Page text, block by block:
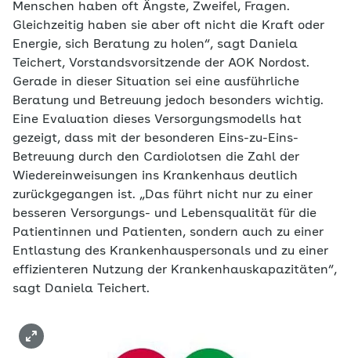
Menschen haben oft Ängste, Zweifel, Fragen.
Gleichzeitig haben sie aber oft nicht die Kraft oder
Energie, sich Beratung zu holen“, sagt Daniela
Teichert, Vorstandsvorsitzende der AOK Nordost.
Gerade in dieser Situation sei eine ausführliche
Beratung und Betreuung jedoch besonders wichtig.
Eine Evaluation dieses Versorgungsmodells hat
gezeigt, dass mit der besonderen Eins-zu-Eins-
Betreuung durch den Cardiolotsen die Zahl der
Wiedereinweisungen ins Krankenhaus deutlich
zurückgegangen ist. „Das führt nicht nur zu einer
besseren Versorgungs- und Lebensqualität für die
Patientinnen und Patienten, sondern auch zu einer
Entlastung des Krankenhauspersonals und zu einer
effizienteren Nutzung der Krankenhauskapazitäten“,
sagt Daniela Teichert.